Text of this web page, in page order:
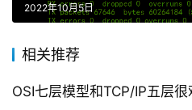
2022年10月5日
相关推荐
OSI七层模型和TCP/IP五层很